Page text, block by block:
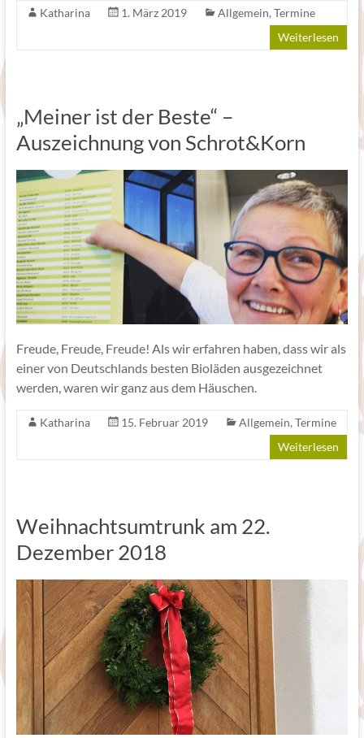
Katharina 1. März 2019 Allgemein, Termine
Weiterlesen
„Meiner ist der Beste“ –
Auszeichnung von Schrot&Korn
Freude, Freude, Freude! Als wir erfahren haben, dass wir als
einer von Deutschlands besten Bioläden ausgezeichnet
werden, waren wir ganz aus dem Häuschen.
Katharina 15. Februar 2019 Allgemein,Termine
Weiterlesen
Weihnachtsumtrunk am 22.
Dezember 2018